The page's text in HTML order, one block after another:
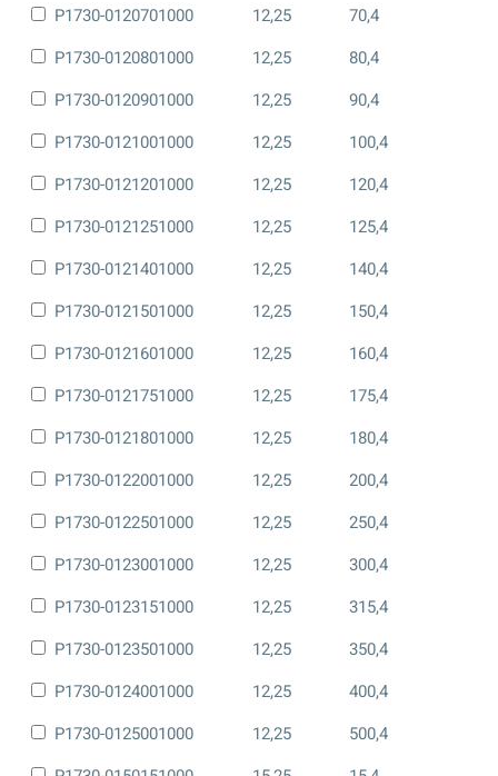
P1730-0120701000
12,25
70,4
P1730-0120801000
12,25
80,4
P1730-0120901000
12,25
90,4
P1730-0121001000
12,25
100,4
P1730-0121201000
12,25
120,4
P1730-0121251000
12,25
125,4
P1730-0121401000
12,25
140,4
P1730-0121501000
12,25
150,4
P1730-0121601000
12,25
160,4
P1730-0121751000
12,25
175,4
P1730-0121801000
12,25
180,4
P1730-0122001000
12,25
200,4
P1730-0122501000
12,25
250,4
P1730-0123001000
12,25
300,4
P1730-0123151000
12,25
315,4
P1730-0123501000
12,25
350,4
P1730-0124001000
12,25
400,4
P1730-0125001000
12,25
500,4